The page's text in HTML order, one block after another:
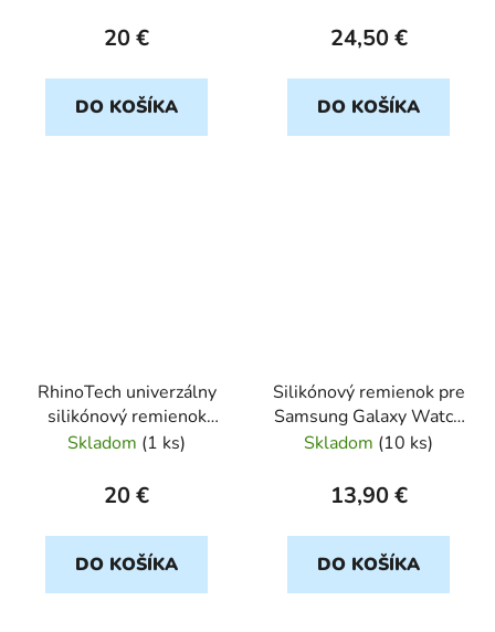
20 €
DO KOŠÍKA
24,50 €
DO KOŠÍKA
RhinoTech univerzálny
silikónový remienok
Quick Release 20mm
Skladom (1 ks)
20 €
DO KOŠÍKA
Silikónový remienok pre
Samsung Galaxy Watch
4 / 5 20mm ružový
Skladom (10 ks)
13,90 €
DO KOŠÍKA